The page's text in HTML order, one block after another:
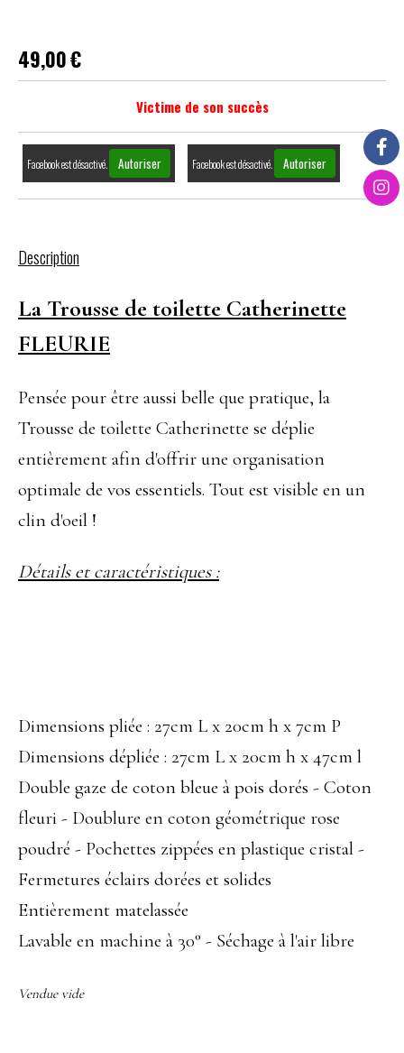
49,00€
Victime de son succès
Facebook est désactivé. Autoriser Facebook est désactivé. Autoriser
Description
La Trousse de toilette Catherinette
FLEURIE
Pensée pour être aussi belle que pratique, la
Trousse de toilette Catherinette se déplie
entièrement afin d'offrir une organisation
optimale de vos essentiels. Tout est visible en un
clin d'oeil !
Détails et caractéristiques :
Dimensions pliée : 27cm L x 20cm h x 7cm P
Dimensions dépliée : 27cm L x 20cm h x 47cm l
Double gaze de coton bleue à pois dorés - Coton
fleuri - Doublure en coton géométrique rose
poudré - Pochettes zippées en plastique cristal -
Fermetures éclairs dorées et solides
Entièrement matelassée
Lavable en machine à 30° - Séchage à l'air libre
Vendue vide